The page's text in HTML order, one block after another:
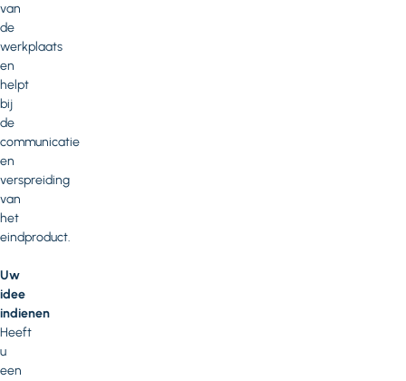
van
de
werkplaats
en
helpt
bij
de
communicatie
en
verspreiding
van
het
eindproduct.
Uw
idee
indienen
Heeft
u
een